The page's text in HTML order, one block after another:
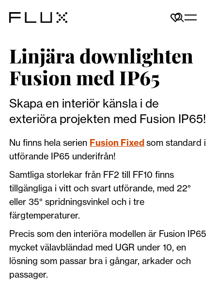
Linjära downlighten
Fusion med IP65
Skapa en interiör känsla i de
exteriöra projekten med Fusion IP65!
Nu finns hela serien Fusion Fixedsom standard i
utförande IP65 underifrån!
Samtliga storlekar från FF2 till FF10 finns
tillgängliga i vitt och svart utförande, med 22°
eller 35° spridningsvinkel och i tre
färgtemperaturer.
Precis som den interiöra modellen är Fusion IP65
mycket välavbländad med UGR under 10, en
lösning som passar bra i gångar, arkader och
passager.